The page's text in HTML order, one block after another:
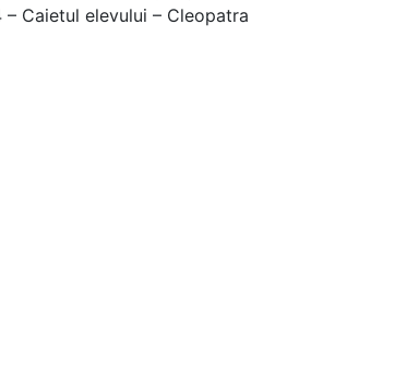
Caietul elevului – Cleopatra